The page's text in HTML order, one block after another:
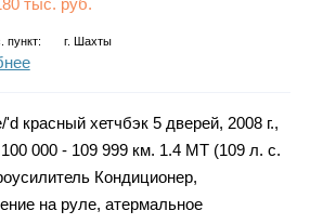
тыс. руб.
пункт: г. Шахты
'd красный хетчбэк 5 дверей, 2008 г.,
100 000 - 109 999 км. 1.4 MT (109 л. с.
Кондиционер,
на руле, атермальное